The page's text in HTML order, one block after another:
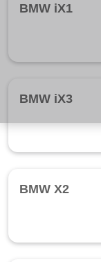
BMW iX1
BMW iX3
BMW X2